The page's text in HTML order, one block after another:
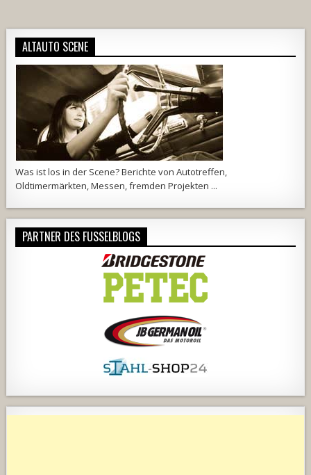
ALTAUTO SCENE
Was ist los in der Scene? Berichte von Autotreffen,
Oldtimermärkten, Messen, fremden Projekten ...
PARTNER DES FUSSELBLOGS